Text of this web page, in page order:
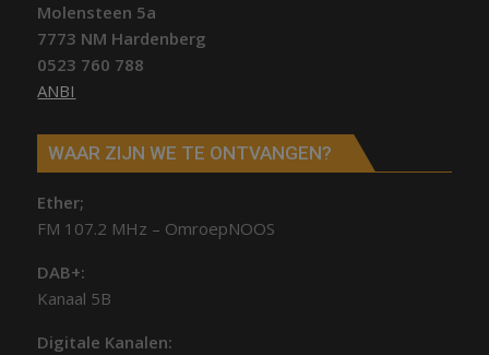
Molensteen 5a
7773 NM Hardenberg
0523 760 788
ANBI
WAAR ZIJN WE TE ONTVANGEN?
Ether;
FM 107.2 MHz – OmroepNOOS
DAB+:
Kanaal 5B
Digitale Kanalen: